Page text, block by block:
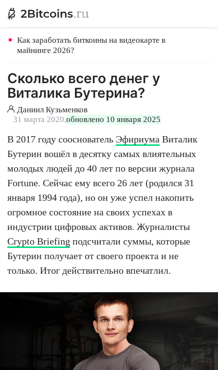
Как заработать биткоины на видеокарте в
майнинге 2026?
Сколько всего денег у
Виталика Бутерина?
Даниил Кузьменков
31 марта 2020,обновлено 10 января 2025
В 2017 году сооснователь Эфириума Виталик
Бутерин вошёл в десятку самых влиятельных
молодых людей до 40 лет по версии журнала
Fortune. Сейчас ему всего 26 лет (родился 31
января 1994 года), но он уже успел накопить
огромное состояние на своих успехах в
индустрии цифровых активов. Журналисты
Crypto Briefing подсчитали суммы, которые
Бутерин получает от своего проекта и не
только. Итог действительно впечатлил.